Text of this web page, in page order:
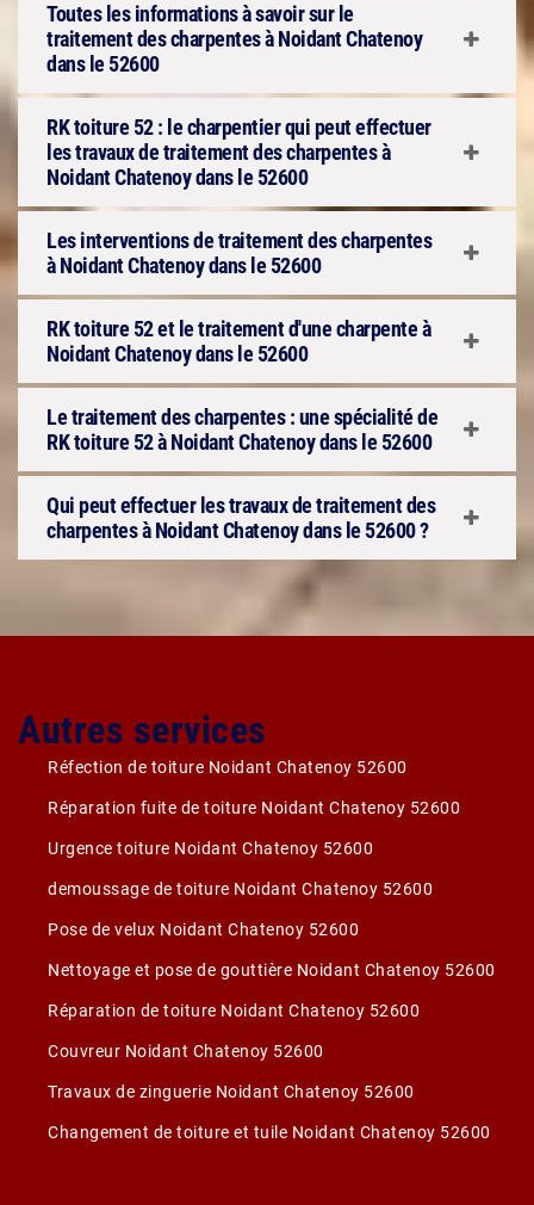
Toutes les informations à savoir sur le
traitement des charpentes à Noidant Chatenoy
dans le 52600
RK toiture 52 : le charpentier qui peut effectuer
les travaux de traitement des charpentes à
Noidant Chatenoy dans le 52600
Les interventions de traitement des charpentes
à Noidant Chatenoy dans le 52600
RK toiture 52 et le traitement d'une charpente à
Noidant Chatenoy dans le 52600
Le traitement des charpentes : une spécialité de
RK toiture 52 à Noidant Chatenoy dans le 52600
Qui peut effectuer les travaux de traitement des
charpentes à Noidant Chatenoy dans le 52600 ?
Autres services
Réfection de toiture Noidant Chatenoy 52600
Réparation fuite de toiture Noidant Chatenoy 52600
Urgence toiture Noidant Chatenoy 52600
demoussage de toiture Noidant Chatenoy 52600
Pose de velux Noidant Chatenoy 52600
Nettoyage et pose de gouttière Noidant Chatenoy 52600
Réparation de toiture Noidant Chatenoy 52600
Couvreur Noidant Chatenoy 52600
Travaux de zinguerie Noidant Chatenoy 52600
Changement de toiture et tuile Noidant Chatenoy 52600